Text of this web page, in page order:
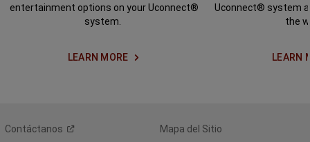
entertainment options on your Uconnect®
system.
LEARN MORE
Uconnect® system
the
LEARN
Contáctanos Mapa del Sitio